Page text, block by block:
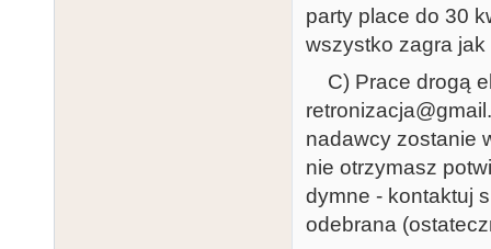
party place do 30
wszystko zagra
C) Prace drogą
nadawcy zostanie
nie otrzymasz
dymne - kontaktuj
odebrana